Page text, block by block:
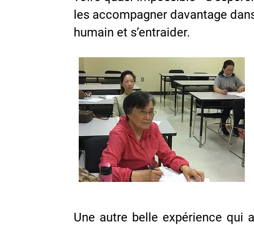
les accompagner davantage
humain et s’entraider.
Une autre belle expérience qui